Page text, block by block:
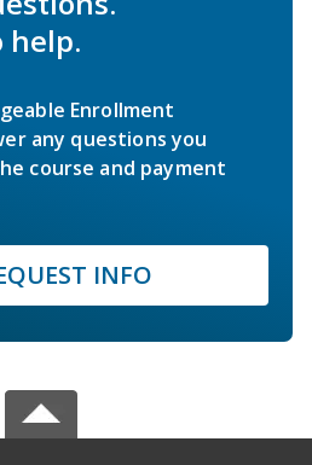
help.
Enrollment
any questions you
course and payment
INFO